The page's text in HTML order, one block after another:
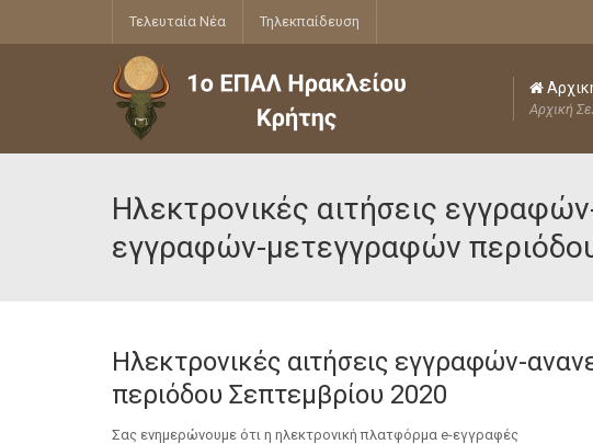
Τελευταία Νέα Τηλεκπαίδευση
Αρχική
Ηλεκτρονικές αιτήσεις
εγγραφών-μετεγγραφών
Ηλεκτρονικές αιτήσεις εγγραφών-
περιόδου Σεπτεμβρίου 2020
Σας ενημερώνουμε ότι η ηλεκτρονική πλατφόρμα e-εγγραφές